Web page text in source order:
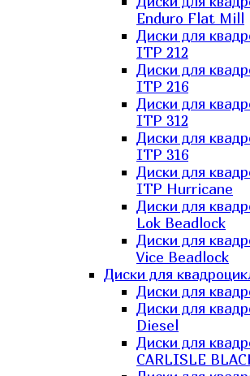
Enduro Flat Mill
Диски для
ITP 212
Диски для
ITP 216
Диски для
ITP 312
Диски для
ITP 316
Диски для
ITP Hurricane
Диски для
Lok Beadlock
Диски для
Vice Beadlock
Диски для
Диски для
Диски для
Diesel
Диски для
CARLISLE